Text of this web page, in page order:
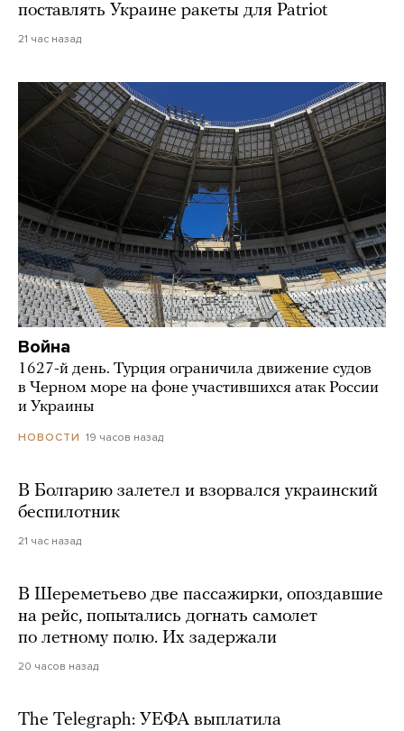
поставлять Украине ракеты для Patriot
21 час назад
Война
1627-й день. Турция ограничила движение судов
в Черном море на фоне участившихся атак России
и Украины
НОВОСТИ 19 часов назад
В Болгарию залетел и взорвался украинский
беспилотник
21 час назад
В Шереметьево две пассажирки, опоздавшие
на рейс, попытались догнать самолет
по летному полю. Их задержали
20 часов назад
The Telegraph: УЕФА выплатила